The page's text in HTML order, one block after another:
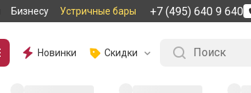
Бизнесу Устричные бары +7 (495) 640 9 640
Новинки Скидки